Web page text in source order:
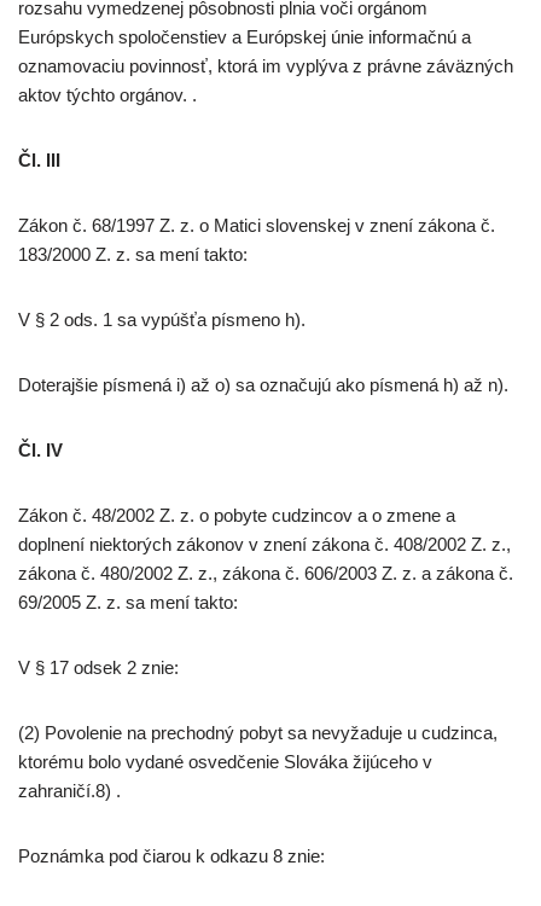
rozsahu vymedzenej pôsobnosti plnia voči orgánom
Európskych spoločenstiev a Európskej únie informačnú a
oznamovaciu povinnosť, ktorá im vyplýva z právne záväzných
aktov týchto orgánov. .
Čl. III
Zákon č. 68/1997 Z. z. o Matici slovenskej v znení zákona č.
183/2000 Z. z. sa mení takto:
V § 2 ods. 1 sa vypúšťa písmeno h).
Doterajšie písmená i) až o) sa označujú ako písmená h) až n).
Čl. IV
Zákon č. 48/2002 Z. z. o pobyte cudzincov a o zmene a
doplnení niektorých zákonov v znení zákona č. 408/2002 Z. z.,
zákona č. 480/2002 Z. z., zákona č. 606/2003 Z. z. a zákona č.
69/2005 Z. z. sa mení takto:
V § 17 odsek 2 znie:
(2) Povolenie na prechodný pobyt sa nevyžaduje u cudzinca,
ktorému bolo vydané osvedčenie Slováka žijúceho v
zahraničí.8) .
Poznámka pod čiarou k odkazu 8 znie: